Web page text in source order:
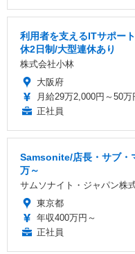
利用者を支えるITサポー
休2日制/大型連休あり
株式会社小林
大阪府
月給29万2,000円～50万
正社員
Samsonite/店長・サブ・
万～
サムソナイト・ジャパン株
東京都
年収400万円～
正社員